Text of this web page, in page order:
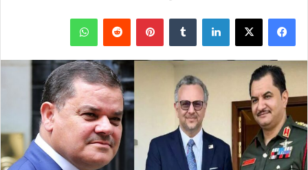
فيسبوك X لينكدإن بينتيريست واتساب